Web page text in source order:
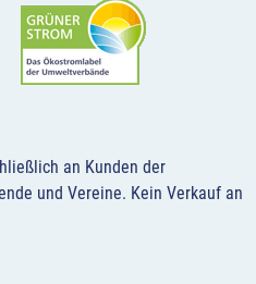
an Kunden der
und Vereine. Kein Verkauf an